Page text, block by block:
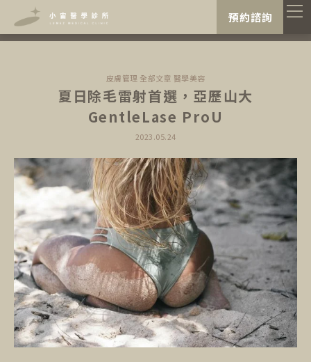
預約諮詢
皮膚管理 全部文章 醫學美容
夏日除毛雷射首選，亞歷山大
GentleLase ProU
2023.05.24